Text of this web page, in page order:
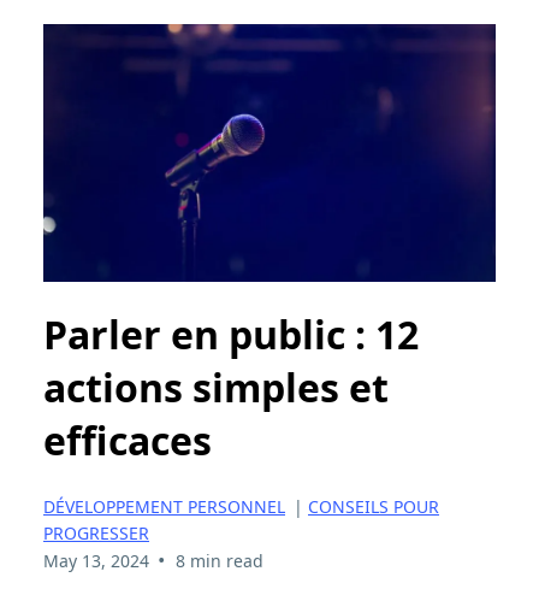
Parler en public : 12
actions simples et
efficaces
DÉVELOPPEMENT PERSONNEL | CONSEILS POUR
PROGRESSER
May 13, 2024 • 8 min read